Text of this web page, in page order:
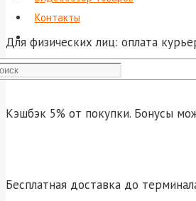
Контакты
Для физических лиц: оплата
Кэшбэк 5% от покупки. Бонусы
Бесплатная доставка до